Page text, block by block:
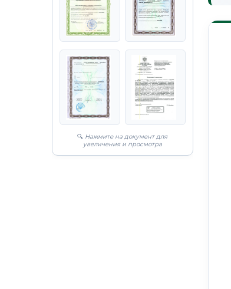
🔍 Нажмите на документ для
увеличения и просмотра